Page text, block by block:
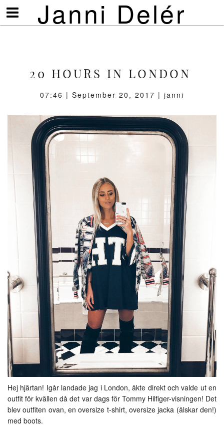
Janni Delér
Visa/göm
meny
20 HOURS IN LONDON
07:46 | September 20, 2017 | janni
Hej hjärtan! Igår landade jag i London, åkte direkt och valde ut en
outfit för kvällen då det var dags för Tommy Hilfiger-visningen! Det
blev outfiten ovan, en oversize t-shirt, oversize jacka (älskar den!)
med boots.